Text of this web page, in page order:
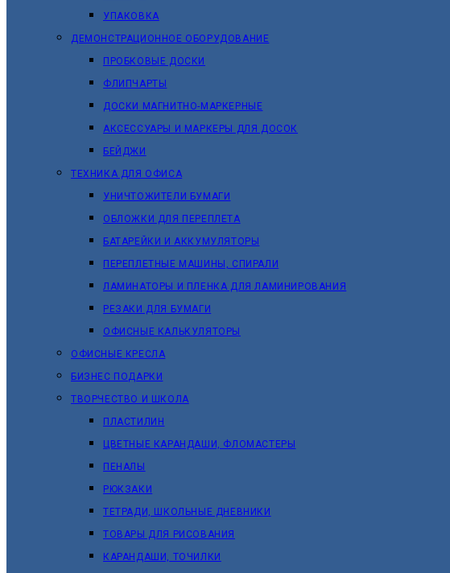
УПАКОВКА
ДЕМОНСТРАЦИОННОЕ ОБОРУДОВАНИЕ
ПРОБКОВЫЕ ДОСКИ
ФЛИПЧАРТЫ
ДОСКИ МАГНИТНО-МАРКЕРНЫЕ
АКСЕССУАРЫ И МАРКЕРЫ ДЛЯ ДОСОК
БЕЙДЖИ
ТЕХНИКА ДЛЯ ОФИСА
УНИЧТОЖИТЕЛИ БУМАГИ
ОБЛОЖКИ ДЛЯ ПЕРЕПЛЕТА
БАТАРЕЙКИ И АККУМУЛЯТОРЫ
ПЕРЕПЛЕТНЫЕ МАШИНЫ, СПИРАЛИ
ЛАМИНАТОРЫ И ПЛЕНКА ДЛЯ ЛАМИНИРОВАНИЯ
РЕЗАКИ ДЛЯ БУМАГИ
ОФИСНЫЕ КАЛЬКУЛЯТОРЫ
ОФИСНЫЕ КРЕСЛА
БИЗНЕС ПОДАРКИ
ТВОРЧЕСТВО И ШКОЛА
ПЛАСТИЛИН
ЦВЕТНЫЕ КАРАНДАШИ, ФЛОМАСТЕРЫ
ПЕНАЛЫ
РЮКЗАКИ
ТЕТРАДИ, ШКОЛЬНЫЕ ДНЕВНИКИ
ТОВАРЫ ДЛЯ РИСОВАНИЯ
КАРАНДАШИ, ТОЧИЛКИ